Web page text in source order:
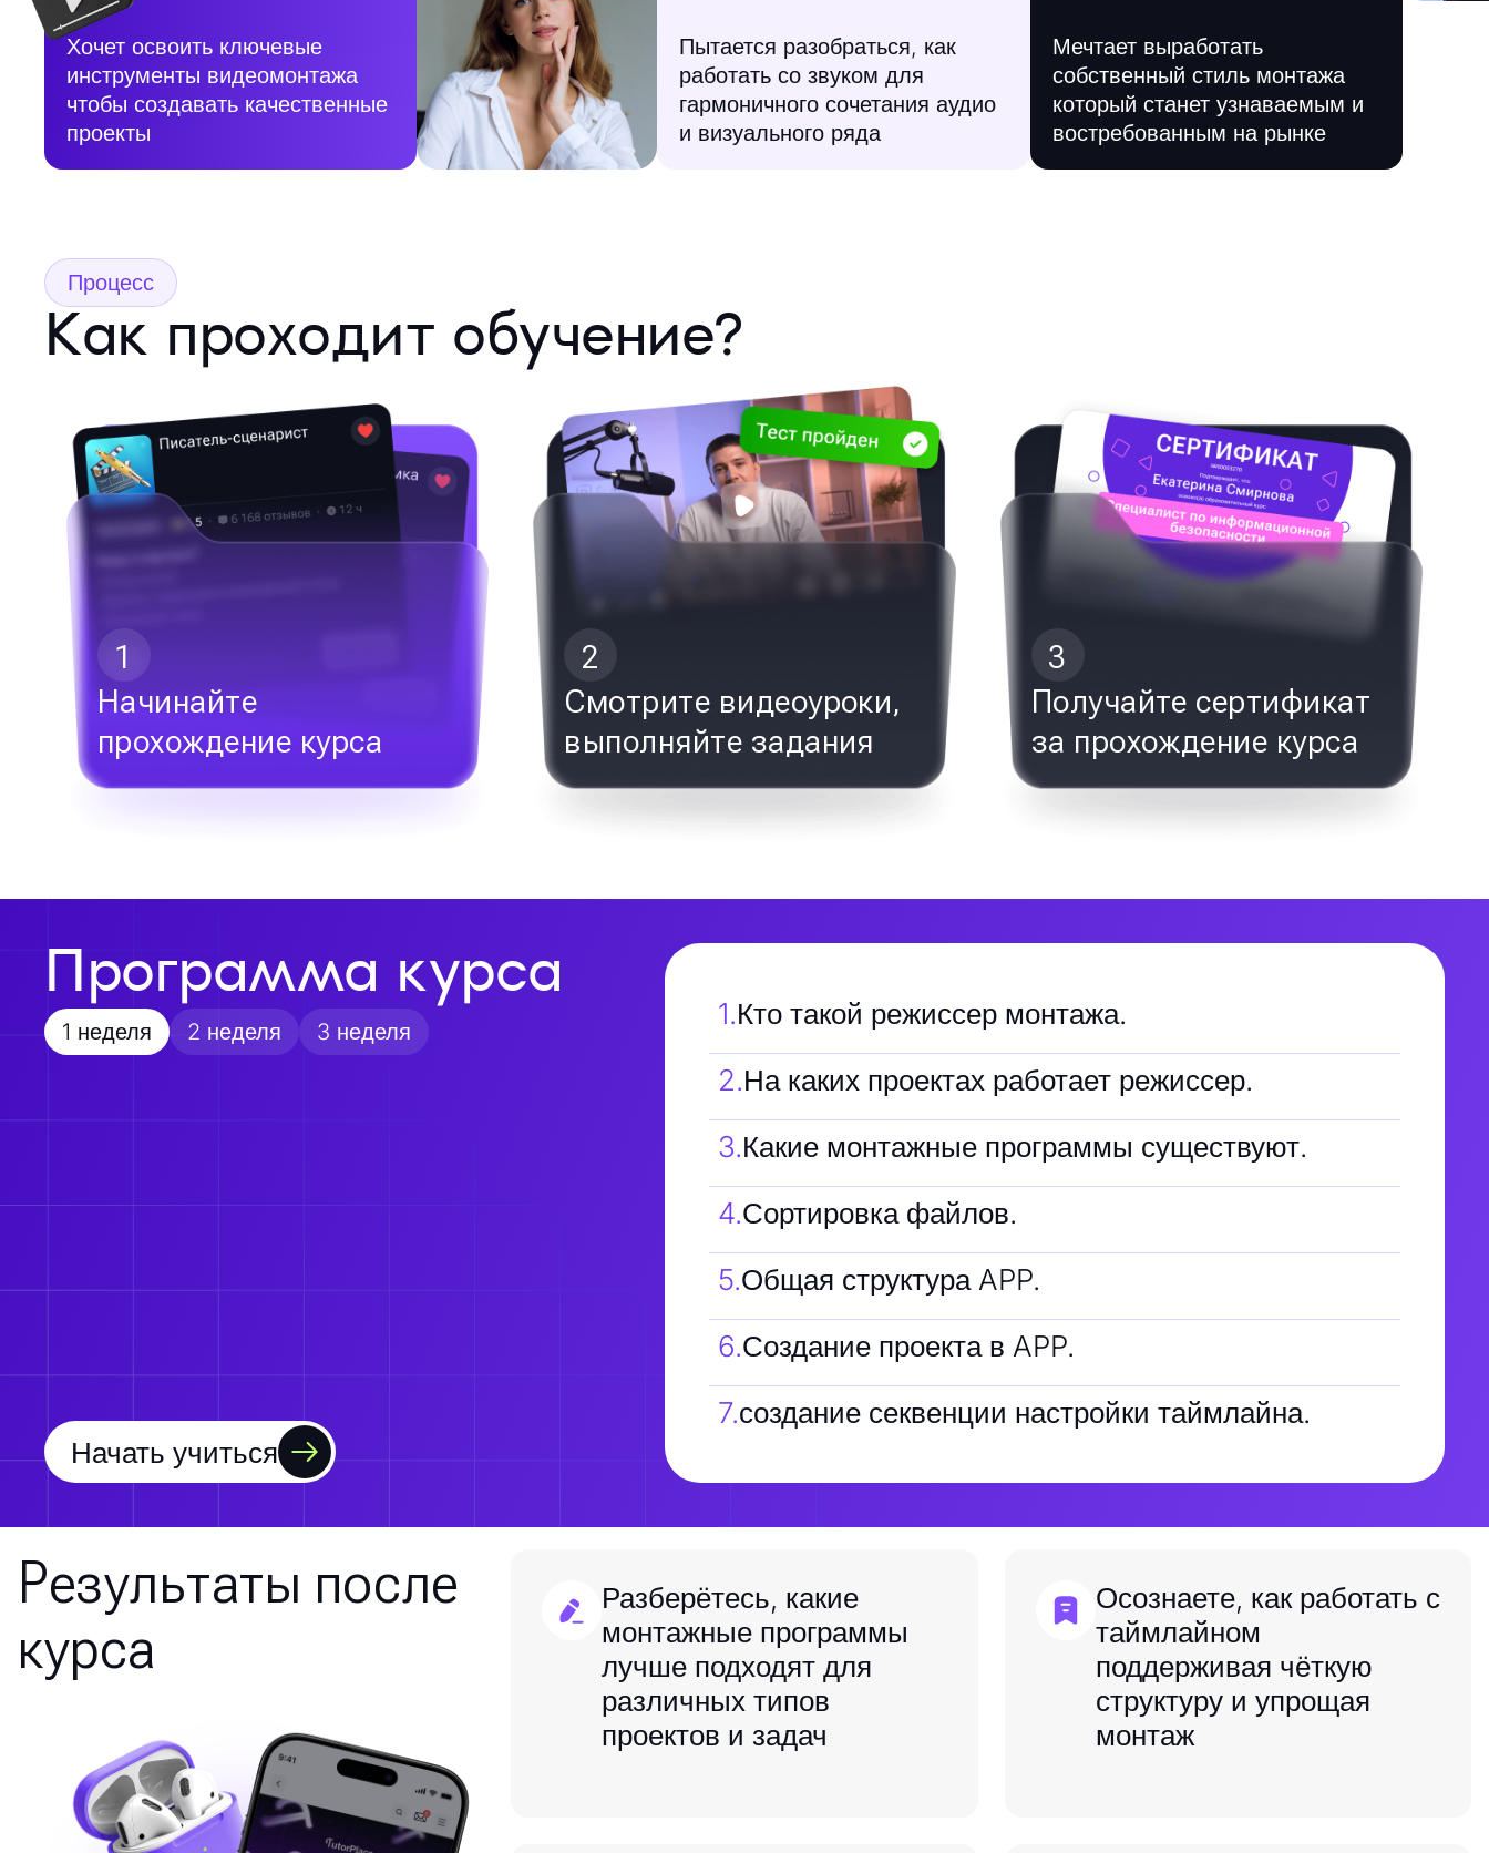
Хочет освоить ключевые
инструменты видеомонтажа
чтобы создавать качественные
проекты
Пытается разобраться, как
работать со звуком для
гармоничного сочетания аудио
и визуального ряда
Мечтает выработать
собственный стиль монтажа
который станет узнаваемым и
востребованным на рынке
Процесс
Как проходит обучение?
1
Начинайте
прохождение курса
2
Смотрите видеоуроки,
выполняйте задания
3
Получайте сертификат
за прохождение курса
Программа курса
1 неделя 2 неделя 3 неделя
Начать учиться
1.Кто такой режиссер монтажа.
2.На каких проектах работает режиссер.
3.Какие монтажные программы существуют.
4.Сортировка файлов.
5.Общая структура APP.
6.Создание проекта в APP.
7.создание секвенции настройки таймлайна.
Результаты после
курса
Разберётесь, какие
монтажные программы
лучше подходят для
различных типов
проектов и задач
Осознаете, как работать с
таймлайном
поддерживая чёткую
структуру и упрощая
монтаж